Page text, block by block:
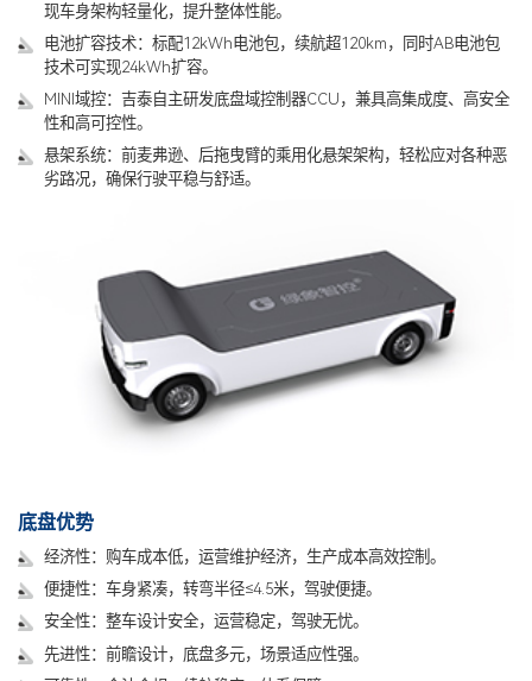
现车身架构轻量化，提升整体性能。
电池扩容技术：标配12kWh电池包，续航超120km，同时AB电池包
技术可实现24kWh扩容。
MINI域控：吉泰自主研发底盘域控制器CCU，兼具高集成度、高安全
性和高可控性。
悬架系统：前麦弗逊、后拖曳臂的乘用化悬架架构，轻松应对各种恶
劣路况，确保行驶平稳与舒适。
底盘优势
经济性：购车成本低，运营维护经济，生产成本高效控制。
便捷性：车身紧凑，转弯半径≤4.5米，驾驶便捷。
安全性：整车设计安全，运营稳定，驾驶无忧。
先进性：前瞻设计，底盘多元，场景适应性强。